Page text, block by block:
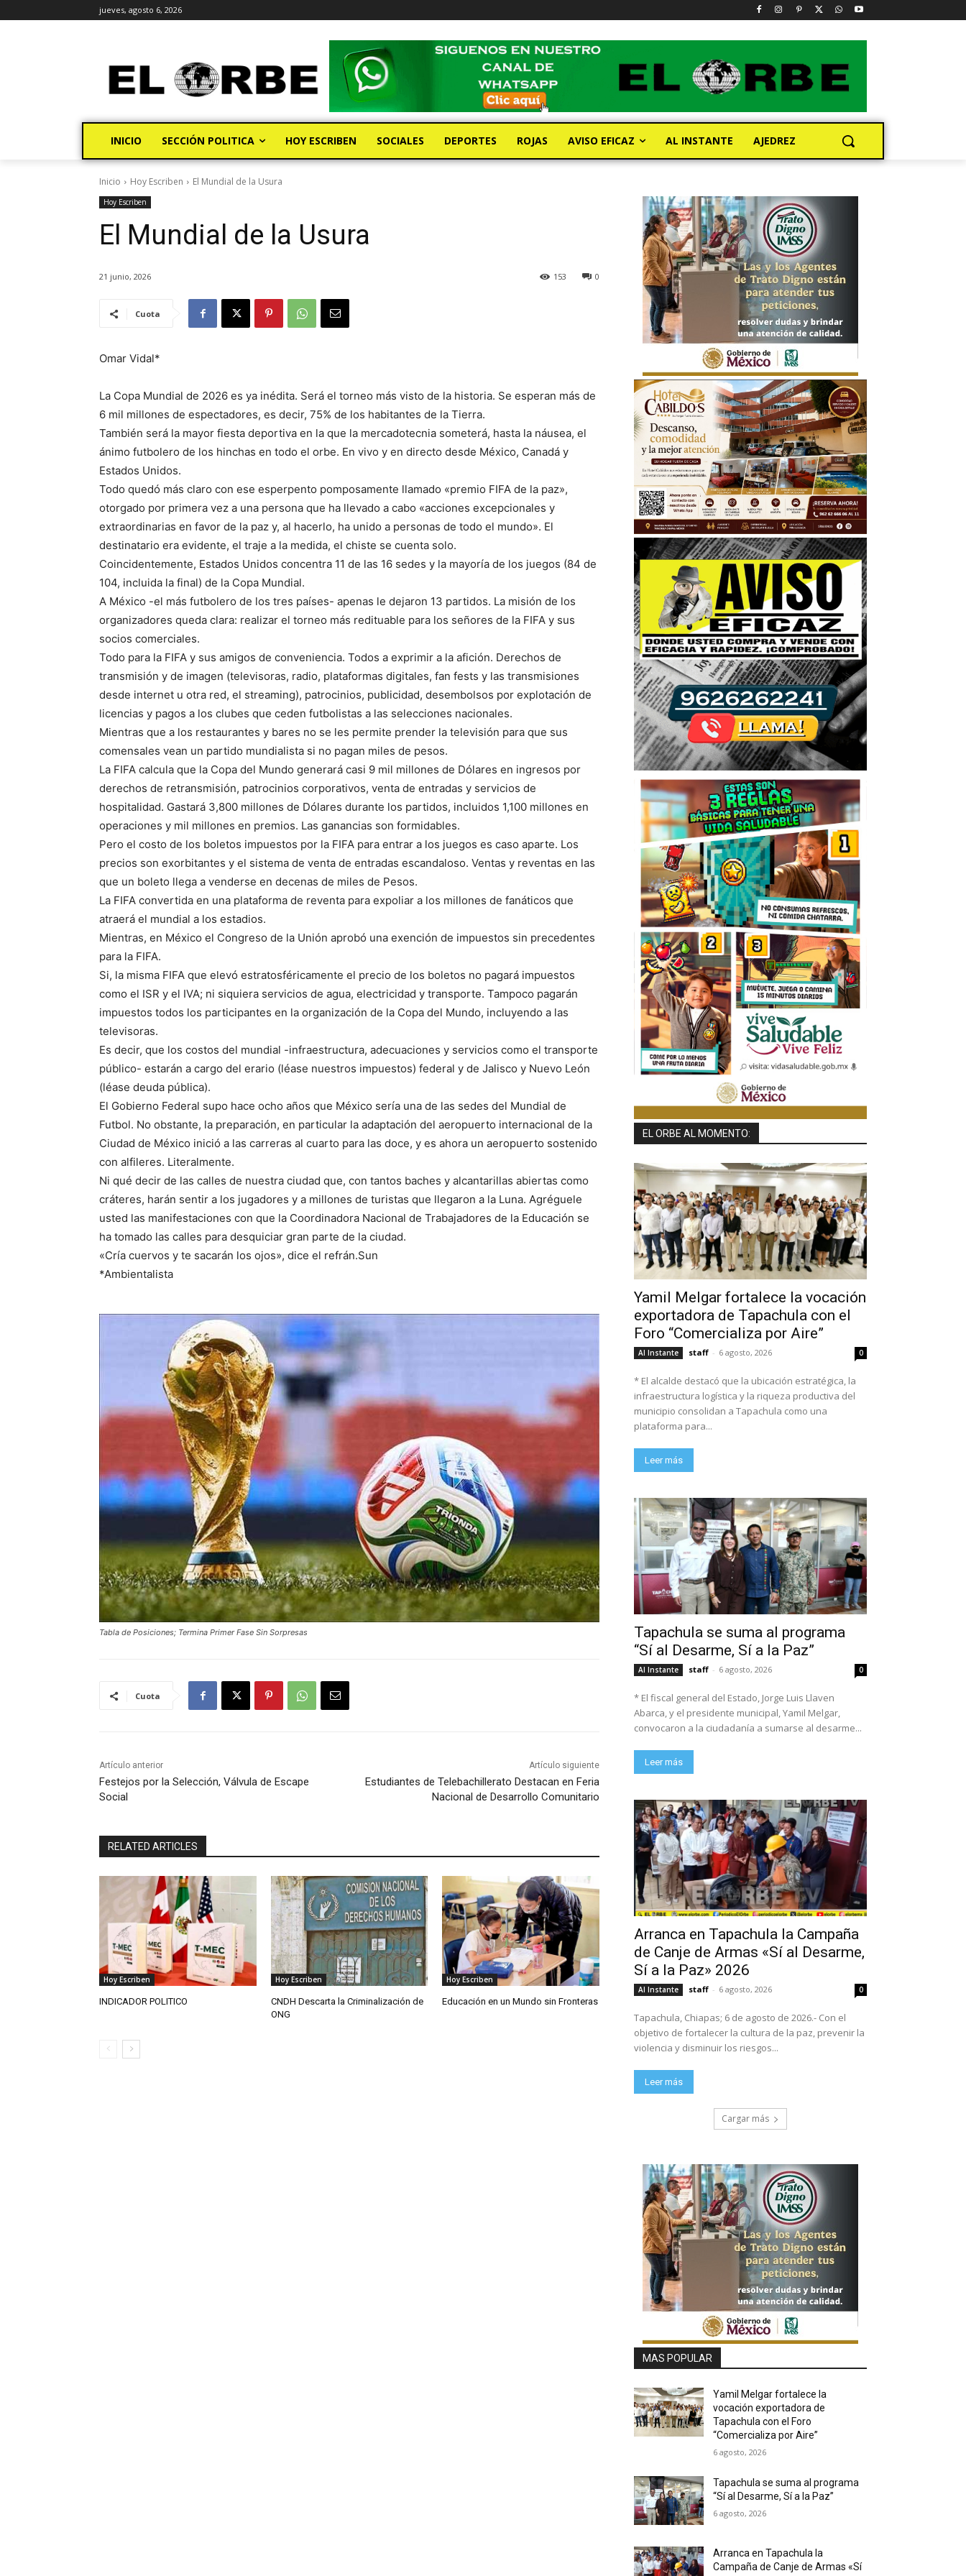
jueves, agosto 6, 2026
INICIO SECCIÓN POLITICA HOY ESCRIBEN SOCIALES DEPORTES ROJAS AVISO EFICAZ AL INSTANTE AJEDREZ
Inicio Hoy Escriben El Mundial de la Usura
Hoy Escriben
El Mundial de la Usura
21 junio, 2026 0
153
Cuota
Omar Vidal*
La Copa Mundial de 2026 es ya inédita. Será el torneo más visto de la historia. Se esperan más de
6 mil millones de espectadores, es decir, 75% de los habitantes de la Tierra.
También será la mayor fiesta deportiva en la que la mercadotecnia someterá, hasta la náusea, el
ánimo futbolero de los hinchas en todo el orbe. En vivo y en directo desde México, Canadá y
Estados Unidos.
Todo quedó más claro con ese esperpento pomposamente llamado «premio FIFA de la paz»,
otorgado por primera vez a una persona que ha llevado a cabo «acciones excepcionales y
extraordinarias en favor de la paz y, al hacerlo, ha unido a personas de todo el mundo». El
destinatario era evidente, el traje a la medida, el chiste se cuenta solo.
Coincidentemente, Estados Unidos concentra 11 de las 16 sedes y la mayoría de los juegos (84 de
104, incluida la final) de la Copa Mundial.
A México -el más futbolero de los tres países- apenas le dejaron 13 partidos. La misión de los
organizadores queda clara: realizar el torneo más redituable para los señores de la FIFA y sus
socios comerciales.
Todo para la FIFA y sus amigos de conveniencia. Todos a exprimir a la afición. Derechos de
transmisión y de imagen (televisoras, radio, plataformas digitales, fan fests y las transmisiones
desde internet u otra red, el streaming), patrocinios, publicidad, desembolsos por explotación de
licencias y pagos a los clubes que ceden futbolistas a las selecciones nacionales.
Mientras que a los restaurantes y bares no se les permite prender la televisión para que sus
comensales vean un partido mundialista si no pagan miles de pesos.
La FIFA calcula que la Copa del Mundo generará casi 9 mil millones de Dólares en ingresos por
derechos de retransmisión, patrocinios corporativos, venta de entradas y servicios de
hospitalidad. Gastará 3,800 millones de Dólares durante los partidos, incluidos 1,100 millones en
operaciones y mil millones en premios. Las ganancias son formidables.
Pero el costo de los boletos impuestos por la FIFA para entrar a los juegos es caso aparte. Los
precios son exorbitantes y el sistema de venta de entradas escandaloso. Ventas y reventas en las
que un boleto llega a venderse en decenas de miles de Pesos.
La FIFA convertida en una plataforma de reventa para expoliar a los millones de fanáticos que
atraerá el mundial a los estadios.
Mientras, en México el Congreso de la Unión aprobó una exención de impuestos sin precedentes
para la FIFA.
Si, la misma FIFA que elevó estratosféricamente el precio de los boletos no pagará impuestos
como el ISR y el IVA; ni siquiera servicios de agua, electricidad y transporte. Tampoco pagarán
impuestos todos los participantes en la organización de la Copa del Mundo, incluyendo a las
televisoras.
Es decir, que los costos del mundial -infraestructura, adecuaciones y servicios como el transporte
público- estarán a cargo del erario (léase nuestros impuestos) federal y de Jalisco y Nuevo León
(léase deuda pública).
El Gobierno Federal supo hace ocho años que México sería una de las sedes del Mundial de
Futbol. No obstante, la preparación, en particular la adaptación del aeropuerto internacional de la
Ciudad de México inició a las carreras al cuarto para las doce, y es ahora un aeropuerto sostenido
con alfileres. Literalmente.
Ni qué decir de las calles de nuestra ciudad que, con tantos baches y alcantarillas abiertas como
cráteres, harán sentir a los jugadores y a millones de turistas que llegaron a la Luna. Agréguele
usted las manifestaciones con que la Coordinadora Nacional de Trabajadores de la Educación se
ha tomado las calles para desquiciar gran parte de la ciudad.
«Cría cuervos y te sacarán los ojos», dice el refrán.Sun
*Ambientalista
Tabla de Posiciones; Termina Primer Fase Sin Sorpresas
Cuota
Artículo anterior
Festejos por la Selección, Válvula de Escape
Social
Artículo siguiente
Estudiantes de Telebachillerato Destacan en Feria
Nacional de Desarrollo Comunitario
RELATED ARTICLES
Hoy Escriben
INDICADOR POLITICO
Hoy Escriben
CNDH Descarta la Criminalización de
ONG
Hoy Escriben
Educación en un Mundo sin Fronteras
EL ORBE AL MOMENTO:
Yamil Melgar fortalece la vocación
exportadora de Tapachula con el
Foro “Comercializa por Aire”
Al Instante staff - 6 agosto, 2026 0
* El alcalde destacó que la ubicación estratégica, la
infraestructura logística y la riqueza productiva del
municipio consolidan a Tapachula como una
plataforma para...
Leer más
Tapachula se suma al programa
“Sí al Desarme, Sí a la Paz”
Al Instante staff - 6 agosto, 2026 0
* El fiscal general del Estado, Jorge Luis Llaven
Abarca, y el presidente municipal, Yamil Melgar,
convocaron a la ciudadanía a sumarse al desarme...
Leer más
Arranca en Tapachula la Campaña
de Canje de Armas «Sí al Desarme,
Sí a la Paz» 2026
Al Instante staff - 6 agosto, 2026 0
Tapachula, Chiapas; 6 de agosto de 2026.- Con el
objetivo de fortalecer la cultura de la paz, prevenir la
violencia y disminuir los riesgos...
Leer más
Cargar más
MAS POPULAR
Yamil Melgar fortalece la
vocación exportadora de
Tapachula con el Foro
“Comercializa por Aire”
6 agosto, 2026
Tapachula se suma al programa
“Sí al Desarme, Sí a la Paz”
6 agosto, 2026
Arranca en Tapachula la
Campaña de Canje de Armas «Sí